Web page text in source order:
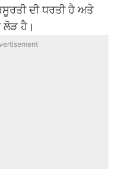
ਦੀ ਧਰਤੀ ਹੈ ਅਤੇ
ਲੋੜ ਹੈ।